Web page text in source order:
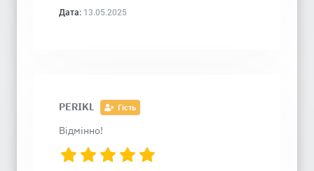
Дата: 13.05.2025
PERIKL Гість
Відмінно!